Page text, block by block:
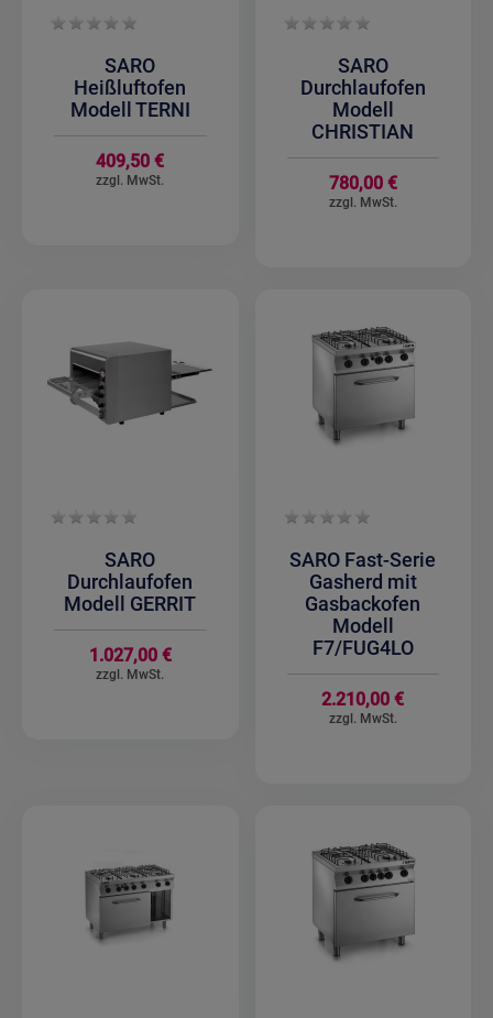
SARO
Heißluftofen
Modell TERNI
409,50 €
SARO
Durchlaufofen
Modell
CHRISTIAN
780,00 €
SARO
Durchlaufofen
Modell GERRIT
1.027,00 €
SARO Fast-Serie
Gasherd mit
Gasbackofen
Modell
F7/FUG4LO
2.210,00 €